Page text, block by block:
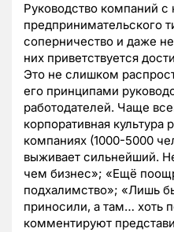
Руководство компаний с
предпринимательского
соперничество и даже
них приветствуется
Это не слишком
его принципами
работодателей. Чаще
корпоративная культура
компаниях (1000-5000
выживает сильнейший.
чем бизнес»; «Ещё
подхалимство»; «Лишь
приносили, а там… хоть
комментируют